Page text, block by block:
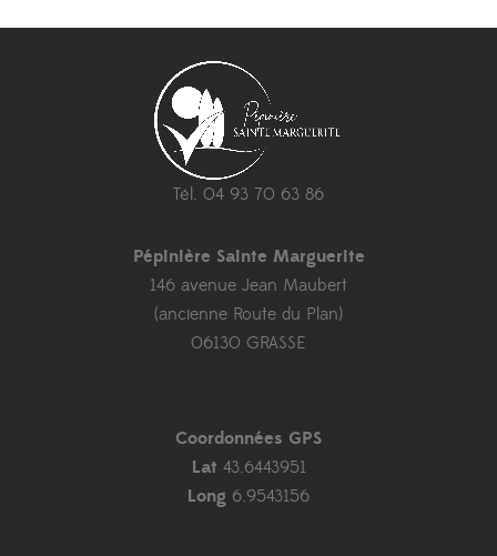
Tél. 04 93 70 63 86
Pépinière Sainte Marguerite
146 avenue Jean Maubert
(ancienne Route du Plan)
06130 GRASSE
Coordonnées GPS
Lat 43.6443951
Long 6.9543156